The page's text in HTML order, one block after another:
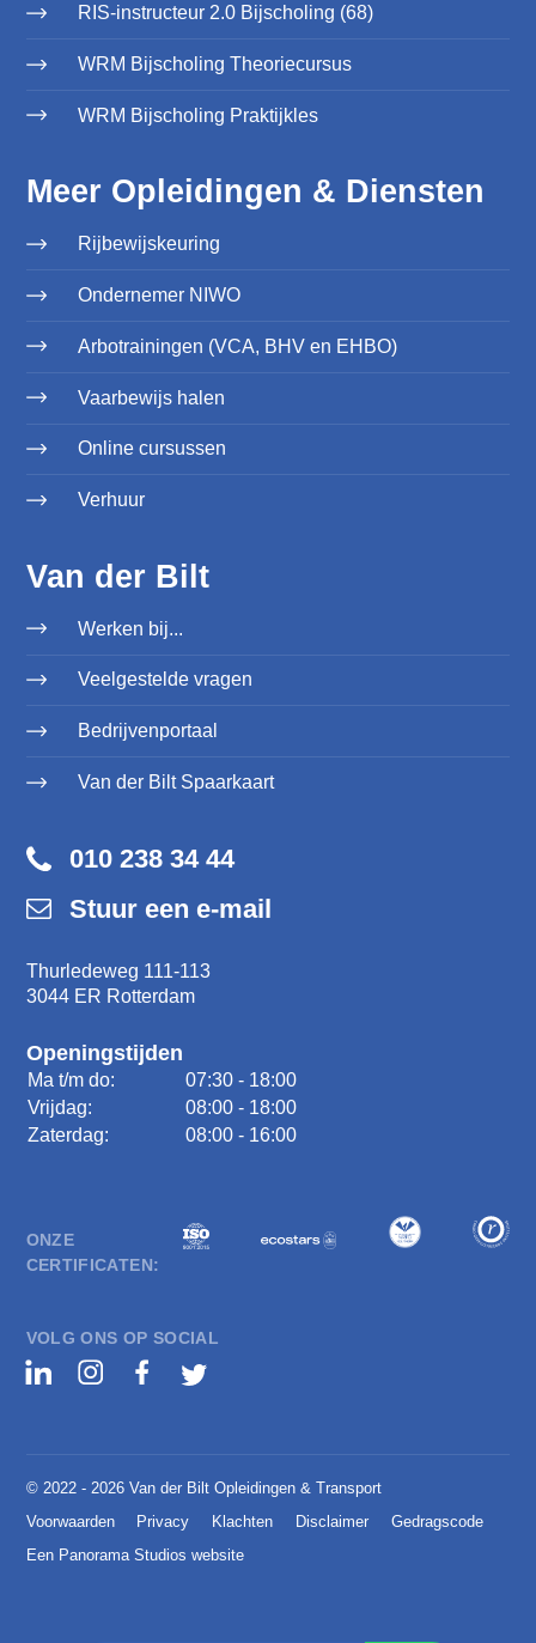
RIS-instructeur 2.0 Bijscholing (68)
WRM Bijscholing Theoriecursus
WRM Bijscholing Praktijkles
Meer Opleidingen & Diensten
Rijbewijskeuring
Ondernemer NIWO
Arbotrainingen (VCA, BHV en EHBO)
Vaarbewijs halen
Online cursussen
Verhuur
Van der Bilt
Werken bij...
Veelgestelde vragen
Bedrijvenportaal
Van der Bilt Spaarkaart
010 238 34 44
Stuur een e-mail
Thurledeweg 111-113
3044 ER Rotterdam
Openingstijden
Ma t/m do:
07:30 - 18:00
Vrijdag:
08:00 - 18:00
Zaterdag:
08:00 - 16:00
ONZE
CERTIFICATEN:
VOLG ONS OP SOCIAL
© 2022 - 2026 Van der Bilt Opleidingen & Transport
Voorwaarden
Privacy Klachten Disclaimer
Gedragscode
Een Panorama Studios website